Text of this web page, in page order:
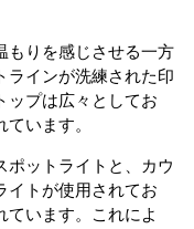
もりを感じさせる一方
ラインが洗練された印
ップは広々としてお
います。
ポットライトと、カウ
イトが使用されてお
ています。これによ